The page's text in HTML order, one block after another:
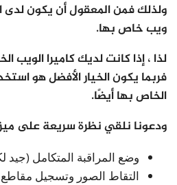
ولذلك فمن المعقول أن يكون لدى
ويب خاص بها.
فربما يكون الخيار الأفضل هو
الخاص بها أيضًا.
ودعونا نلقي نظرة سريعة على
وضع المراقبة المتكامل (جيد
التقاط الصور وتسجيل مقاطع